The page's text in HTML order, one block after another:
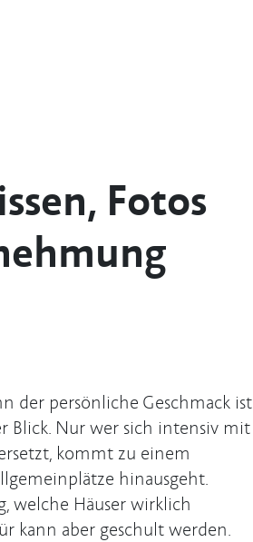
Fotos
der persönliche Geschmack ist
Blick. Nur wer sich intensiv mit
kommt zu einem
hinausgeht.
welche Häuser wirklich
kann aber geschult werden.